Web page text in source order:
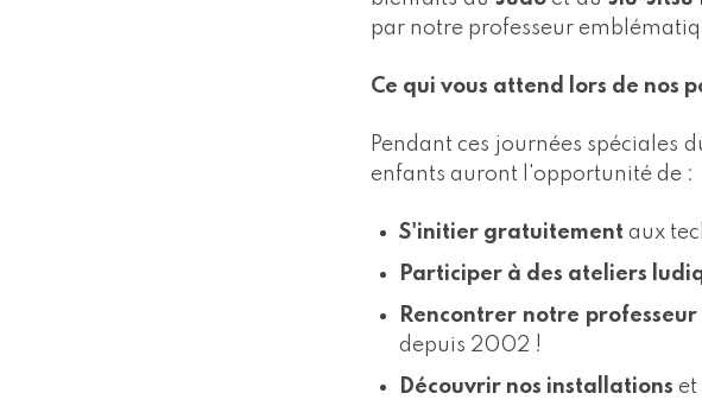
par notre professeur
Ce qui vous attend lors de nos
Pendant ces journées spéciales
enfants auront l'opportunité de :
S'initier gratuitement aux
Participer à des ateliers
Rencontrer notre
depuis 2002 !
Découvrir nos installations et